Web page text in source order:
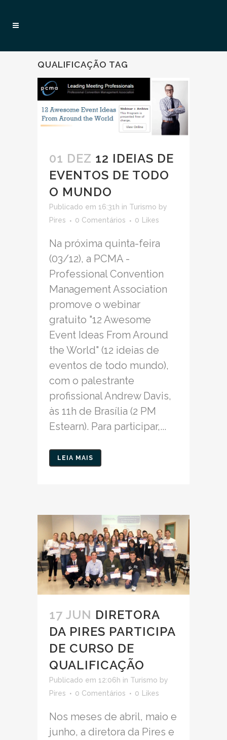
QUALIFICAÇÃO TAG
01 DEZ 12 IDEIAS DE
EVENTOS DE TODO
O MUNDO
Publicado em 16:31h in Turismo by
Pires
0 Comentários 0 Likes
Na próxima quinta-feira
(03/12), a PCMA -
Professional Convention
Management Association
promove o webinar
gratuito "12 Awesome
Event Ideas From Around
the World" (12 ideias de
eventos de todo mundo),
com o palestrante
profissional Andrew Davis,
às 11h de Brasília (2 PM
Estearn). Para participar,...
LEIA MAIS
17 JUN DIRETORA
DA PIRES PARTICIPA
DE CURSO DE
QUALIFICAÇÃO
Publicado em 12:06h in Turismo by
Pires
0 Comentários 0 Likes
Nos meses de abril, maio e
junho, a diretora da Pires e